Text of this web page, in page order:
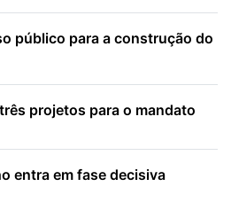
público para a construção do
projetos para o mandato
entra em fase decisiva